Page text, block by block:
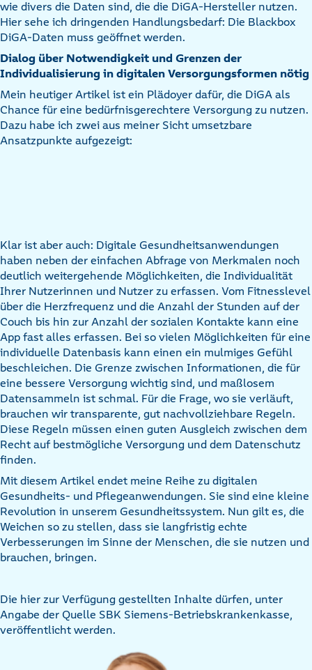
wie divers die Daten sind, die die DiGA-Hersteller nutzen.
Hier sehe ich dringenden Handlungsbedarf: Die Blackbox
DiGA-Daten muss geöffnet werden.
Dialog über Notwendigkeit und Grenzen der
Individualisierung in digitalen Versorgungsformen nötig
Mein heutiger Artikel ist ein Plädoyer dafür, die DiGA als
Chance für eine bedürfnisgerechtere Versorgung zu nutzen.
Dazu habe ich zwei aus meiner Sicht umsetzbare
Ansatzpunkte aufgezeigt:
Klar ist aber auch: Digitale Gesundheitsanwendungen
haben neben der einfachen Abfrage von Merkmalen noch
deutlich weitergehende Möglichkeiten, die Individualität
Ihrer Nutzerinnen und Nutzer zu erfassen. Vom Fitnesslevel
über die Herzfrequenz und die Anzahl der Stunden auf der
Couch bis hin zur Anzahl der sozialen Kontakte kann eine
App fast alles erfassen. Bei so vielen Möglichkeiten für eine
individuelle Datenbasis kann einen ein mulmiges Gefühl
beschleichen. Die Grenze zwischen Informationen, die für
eine bessere Versorgung wichtig sind, und maßlosem
Datensammeln ist schmal. Für die Frage, wo sie verläuft,
brauchen wir transparente, gut nachvollziehbare Regeln.
Diese Regeln müssen einen guten Ausgleich zwischen dem
Recht auf bestmögliche Versorgung und dem Datenschutz
finden.
Mit diesem Artikel endet meine Reihe zu digitalen
Gesundheits- und Pflegeanwendungen. Sie sind eine kleine
Revolution in unserem Gesundheitssystem. Nun gilt es, die
Weichen so zu stellen, dass sie langfristig echte
Verbesserungen im Sinne der Menschen, die sie nutzen und
brauchen, bringen.
Die hier zur Verfügung gestellten Inhalte dürfen, unter
Angabe der Quelle SBK Siemens-Betriebskrankenkasse,
veröffentlicht werden.